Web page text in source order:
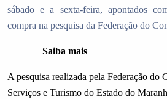
sábado e a sexta-feira, apontados
compra na pesquisa da Federação do
Saiba mais
A pesquisa realizada pela Federação do
Serviços e Turismo do Estado do